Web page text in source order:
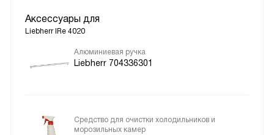
Аксессуары для
Liebherr IRe 4020
Алюминиевая ручка
Liebherr 704336301
Средство для очистки холодильников и
морозильных камер